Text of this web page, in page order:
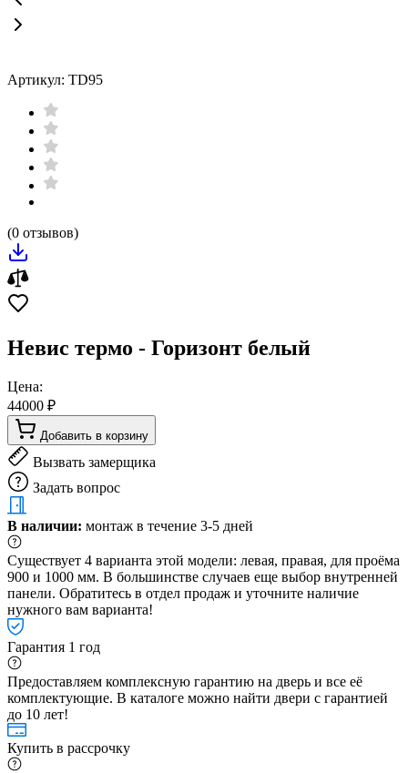
Артикул: TD95
(0 отзывов)
Невис термо - Горизонт белый
Цена:
44000 ₽
Добавить в корзину
Вызвать замерщика
Задать вопрос
В наличии: монтаж в течение 3-5 дней
Существует 4 варианта этой модели: левая, правая, для проёма
900 и 1000 мм. В большинстве случаев еще выбор внутренней
панели. Обратитесь в отдел продаж и уточните наличие
нужного вам варианта!
Гарантия 1 год
Предоставляем комплексную гарантию на дверь и все её
комплектующие. В каталоге можно найти двери с гарантией
до 10 лет!
Купить в рассрочку